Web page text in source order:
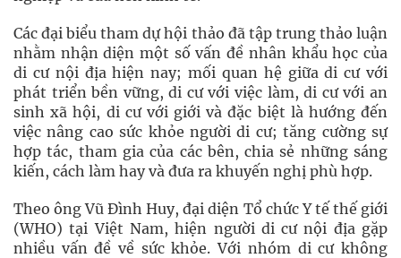
Các đại biểu tham dự hội thảo đã tập trung thảo luận
nhằm nhận diện một số vấn đề nhân khẩu học của
di cư nội địa hiện nay; mối quan hệ giữa di cư với
phát triển bền vững, di cư với việc làm, di cư với an
sinh xã hội, di cư với giới và đặc biệt là hướng đến
việc nâng cao sức khỏe người di cư; tăng cường sự
hợp tác, tham gia của các bên, chia sẻ những sáng
kiến, cách làm hay và đưa ra khuyến nghị phù hợp.
Theo ông Vũ Đình Huy, đại diện Tổ chức Y tế thế giới
(WHO) tại Việt Nam, hiện người di cư nội địa gặp
nhiều vấn đề về sức khỏe. Với nhóm di cư không